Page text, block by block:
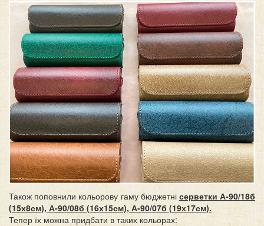
Також поповнили кольорову гаму бюджетні серветки А-90/18б
(15х8см), А-90/08б (16х15см), А-90/07б (19х17см).
Тепер їх можна придбати в таких кольорах: